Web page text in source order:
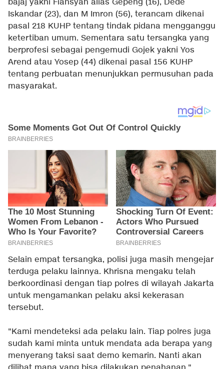
bajaj yakni Fiansyah alias Gepeng (16), Dede
Iskandar (23), dan M Imron (56), terancam dikenai
pasal 218 KUHP tentang tindak pidana mengganggu
ketertiban umum. Sementara satu tersangka yang
berprofesi sebagai pengemudi Gojek yakni Yos
Arend atau Yosep (44) dikenai pasal 156 KUHP
tentang perbuatan menunjukkan permusuhan pada
masyarakat.
Selain empat tersangka, polisi juga masih mengejar
terduga pelaku lainnya. Khrisna mengaku telah
berkoordinasi dengan tiap polres di wilayah Jakarta
untuk mengamankan pelaku aksi kekerasan
tersebut.
"Kami mendeteksi ada pelaku lain. Tiap polres juga
sudah kami minta untuk mendata ada berapa yang
menyerang taksi saat demo kemarin. Nanti akan